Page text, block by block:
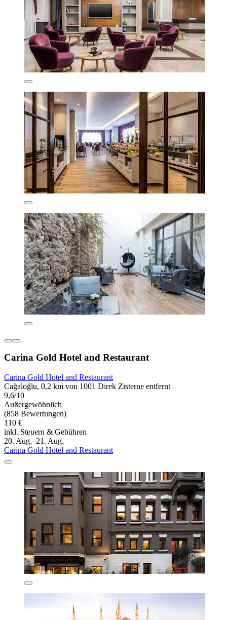
Carina Gold Hotel and Restaurant
Carina Gold Hotel and Restaurant
Cağaloğlu, 0,2 km von 1001 Direk Zisterne entfernt
9,6/10
Außergewöhnlich
(858 Bewertungen)
110 €
inkl. Steuern & Gebühren
20. Aug.–21. Aug.
Carina Gold Hotel and Restaurant